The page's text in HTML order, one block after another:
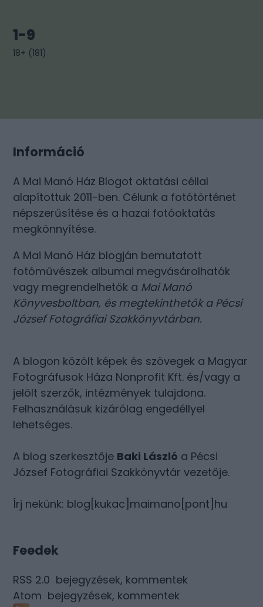
1-9
18+ (181)
Információ
A Mai Manó Ház Blogot oktatási céllal
alapítottuk 2011-ben. Célunk a fotótörténet
népszerűsítése és a hazai fotóoktatás
megkönnyítése.
A Mai Manó Ház blogján bemutatott
fotóművészek albumai megvásárolhatók
vagy megrendelhetők a Mai Manó
Könyvesboltban, és megtekinthetők a Pécsi
József Fotográfiai Szakkönyvtárban.
A blogon közölt képek és szövegek a Magyar
Fotográfusok Háza Nonprofit Kft. és/vagy a
jelölt szerzők, intézmények tulajdona.
Felhasználásuk kizárólag engedéllyel
lehetséges.
A blog szerkesztője Baki László a Pécsi
József Fotográfiai Szakkönyvtár vezetője.
Írj nekünk: blog[kukac]maimano[pont]hu
Feedek
RSS 2.0 bejegyzések, kommentek
Atom bejegyzések, kommentek